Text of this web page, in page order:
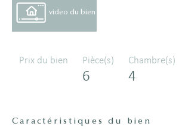
video du bien
Prix du bien Pièce(s)
6
Chambre(s)
4
Caractéristiques du bien